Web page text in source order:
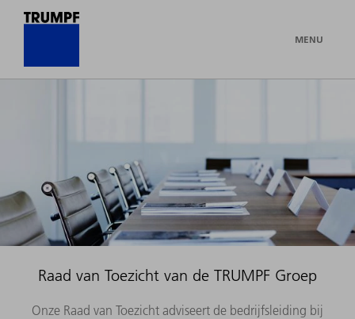
MENU
Raad van Toezicht van de TRUMPF Groep
Onze Raad van Toezicht adviseert de bedrijfsleiding bij